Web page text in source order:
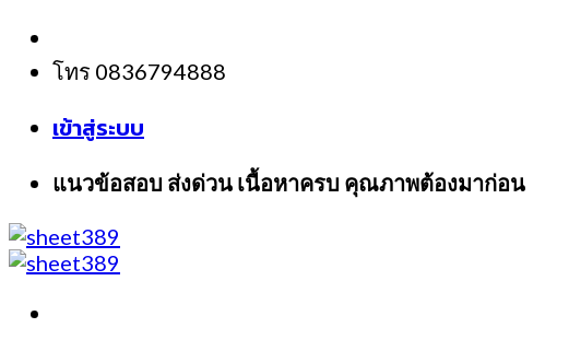
Skip
content
โทร 0836794888
เข้าสู่ระบบ
แนวข้อสอบ ส่งด่วน เนื้อหาครบ คุณภาพต้องมาก่อน